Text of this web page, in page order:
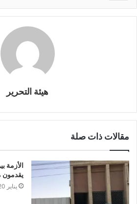
هيئة التحرير
مقالات ذات صلة
الأزمة
يقدمون
يناير 20, 2020